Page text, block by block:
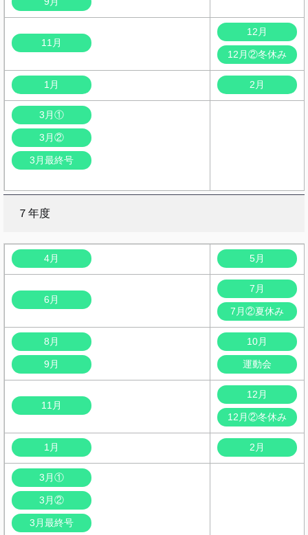
11月
12月
12月②冬休み
1月 2月
3月①
3月②
3月最終号
７年度
4月 5月
6月
7月
7月②夏休み
8月
9月
10月
運動会
11月
12月
12月②冬休み
1月 2月
3月①
3月②
3月最終号